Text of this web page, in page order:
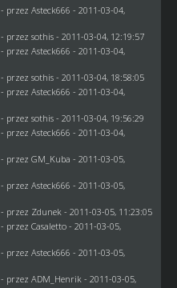
- przez Asteck666 - 2011-03-04,
- przez sothis- 2011-03-04, 12:19:57
- przez Asteck666 - 2011-03-04,
- przez sothis- 2011-03-04, 18:58:05
- przez Asteck666 - 2011-03-04,
- przez sothis- 2011-03-04, 19:56:29
- przez Asteck666 - 2011-03-04,
- przez GM_Kuba - 2011-03-05,
- przez Asteck666 - 2011-03-05,
- przez Zdunek - 2011-03-05, 11:23:05
- przez Casaletto- 2011-03-05,
- przez Asteck666 - 2011-03-05,
- przez ADM_Henrik - 2011-03-05,